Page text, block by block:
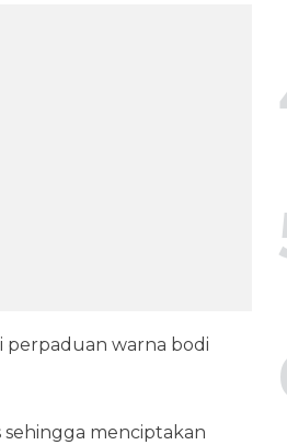
warna bodi
sehingga menciptakan